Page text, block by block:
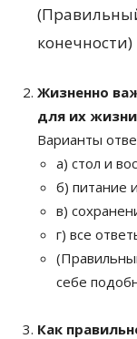
конечности)
Жизненно
для их
Варианты
а) стол и
б) питание
в)
г) все
себе
Как